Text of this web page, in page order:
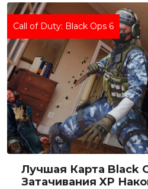
Call of Duty: Black Ops 6
Лучшая Карта Black
Затачивания XP